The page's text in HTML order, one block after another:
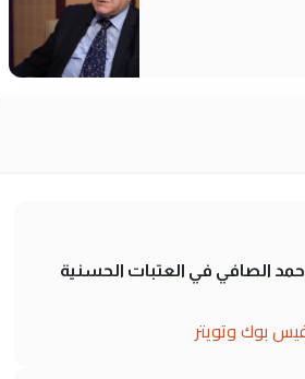
الصافي في العتبات الحسنية
بوك وتويتر